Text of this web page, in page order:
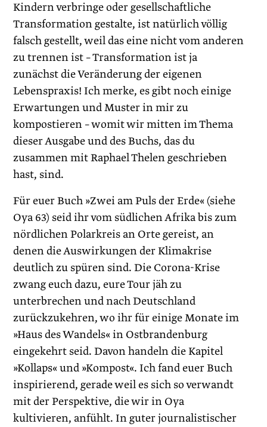
Kindern verbringe oder gesellschaftliche
Transformation gestalte, ist natürlich völlig
falsch gestellt, weil das eine nicht vom anderen
zu trennen ist – Transformation ist ja
zunächst die Veränderung der eigenen
Lebenspraxis! Ich merke, es gibt noch einige
Erwartungen und Muster in mir zu
kompostieren – womit wir mitten im Thema
dieser Ausgabe und des Buchs, das du
zusammen mit Raphael Thelen geschrieben
hast, sind.
Für euer Buch »Zwei am Puls der Erde« (siehe
Oya 63) seid ihr vom südlichen Afrika bis zum
nördlichen Polarkreis an Orte gereist, an
denen die Auswirkungen der Klimakrise
deutlich zu spüren sind. Die Corona-Krise
zwang euch dazu, eure Tour jäh zu
unterbrechen und nach Deutschland
zurückzukehren, wo ihr für einige Monate im
»Haus des Wandels« in Ostbrandenburg
eingekehrt seid. Davon handeln die Kapitel
»Kollaps« und »Kompost«. Ich fand euer Buch
inspirierend, gerade weil es sich so verwandt
mit der Perspektive, die wir in Oya
kultivieren, anfühlt. In guter journalistischer